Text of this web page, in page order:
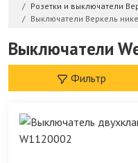
Розетки и выключатели
Выключатели Веркель
Выключатели
Фильтр